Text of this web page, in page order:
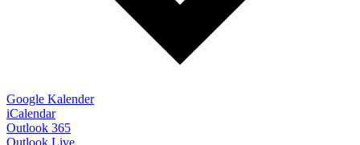
Google Kalender
iCalendar
Outlook 365